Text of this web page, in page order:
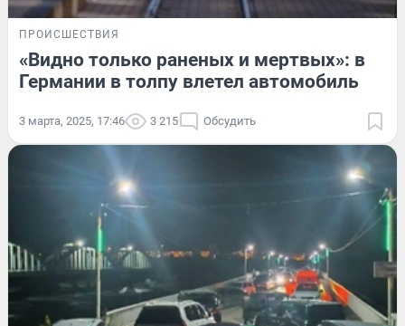
ПРОИСШЕСТВИЯ
«Видно только раненых и мертвых»: в
Германии в толпу влетел автомобиль
3 марта, 2025, 17:46 3 215 Обсудить